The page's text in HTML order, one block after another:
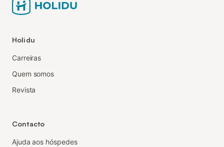
Holidu
Carreiras
Quem somos
Revista
Contacto
Ajuda aos hóspedes